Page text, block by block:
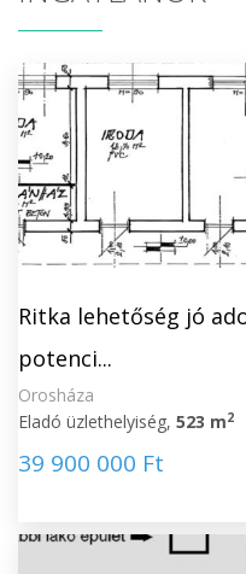
Ritka lehetőség jó
potenci...
Orosháza
Eladó üzlethelyiség, 523 m2
39 900 000 Ft